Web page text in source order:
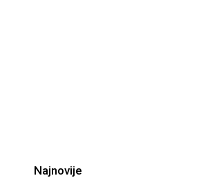
Najnovije